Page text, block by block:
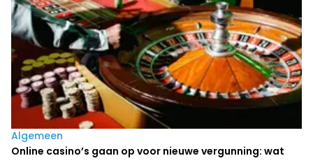
Algemeen
Online casino’s gaan op voor nieuwe vergunning: wat